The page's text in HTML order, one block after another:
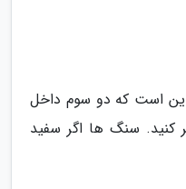
این است که دو سوم داخل
کنید. سنگ ها اگر سفید